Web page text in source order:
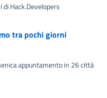
Hack.Developers
tra pochi giorni
appuntamento in 26 città